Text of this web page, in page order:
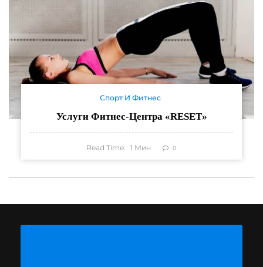
Спорт И Фитнес
Услуги Фитнес-Центра «RESET»
Read Time: 1 Мин 0